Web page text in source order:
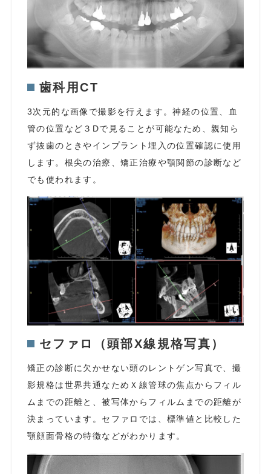
歯科用CT
3次元的な画像で撮影を行えます。神経の位置、血
管の位置など３Dで見ることが可能なため、親知ら
ず抜歯のときやインプラント埋入の位置確認に使用
します。根尖の治療、矯正治療や顎関節の診断など
でも使われます。
セファロ（頭部X線規格写真）
矯正の診断に欠かせない頭のレントゲン写真で、撮
影規格は世界共通なためＸ線管球の焦点からフィル
ムまでの距離と、被写体からフィルムまでの距離が
決まっています。セファロでは、 標準値と比較した
顎顔面骨格の特徴などがわかります。